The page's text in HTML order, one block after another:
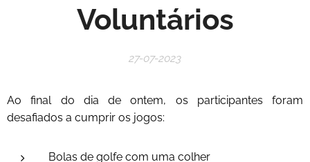
Voluntários
27-07-2023
Ao final do dia de ontem, os participantes foram
desafiados a cumprir os jogos:
Bolas de golfe com uma colher